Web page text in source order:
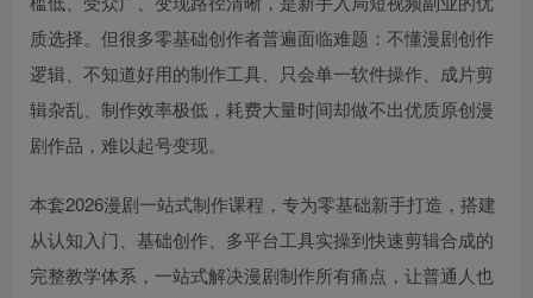
质选择。但很多零基础创作者普遍面临难题：不懂漫剧创作
逻辑、不知道好用的制作工具、只会单一软件操作、成片剪
辑杂乱、制作效率极低，耗费大量时间却做不出优质原创漫
剧作品，难以起号变现。
本套2026漫剧一站式制作课程，专为零基础新手打造，搭建
从认知入门、基础创作、多平台工具实操到快速剪辑合成的
完整教学体系，一站式解决漫剧制作所有痛点，让普通人也